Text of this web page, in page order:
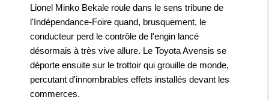
Lionel Minko Bekale roule dans le sens tribune de
l'Indépendance-Foire quand, brusquement, le
conducteur perd le contrôle de l'engin lancé
désormais à très vive allure. Le Toyota Avensis se
déporte ensuite sur le trottoir qui grouille de monde,
percutant d'innombrables effets installés devant les
commerces.